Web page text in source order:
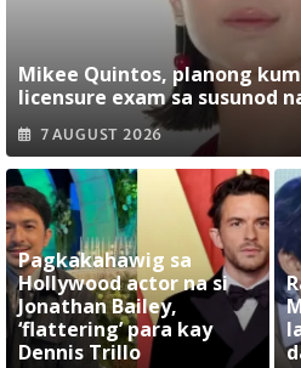
Mikee Quintos, planong
licensure exam sa susunod
7 AUGUST 2026
Pagkakahawig sa
Hollywood actor na si
Jonathan Bailey,
‘flattering’ para kay
Dennis Trillo